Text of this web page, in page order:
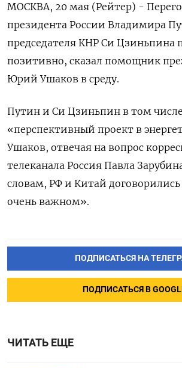
МОСКВА, 20 мая (Рейтер) -
президента ‌России Владимира
председателя ​КНР ​Си ⁠Цзиньпина
позитивно, сказал ‌помощник
Юрий ‌Ушаков в ​среду.
Путин и ‌Си Цзиньпин в том
«перспективный проект ‌в
Ушаков, отвечая на вопрос
телеканала Россия Павла
‌словам, РФ и ‌Китай
очень ‌важном».
ПОДПИСАТЬСЯ НА
ПОДПИСАТЬСЯ В
ЧИТАТЬ ЕЩЕ